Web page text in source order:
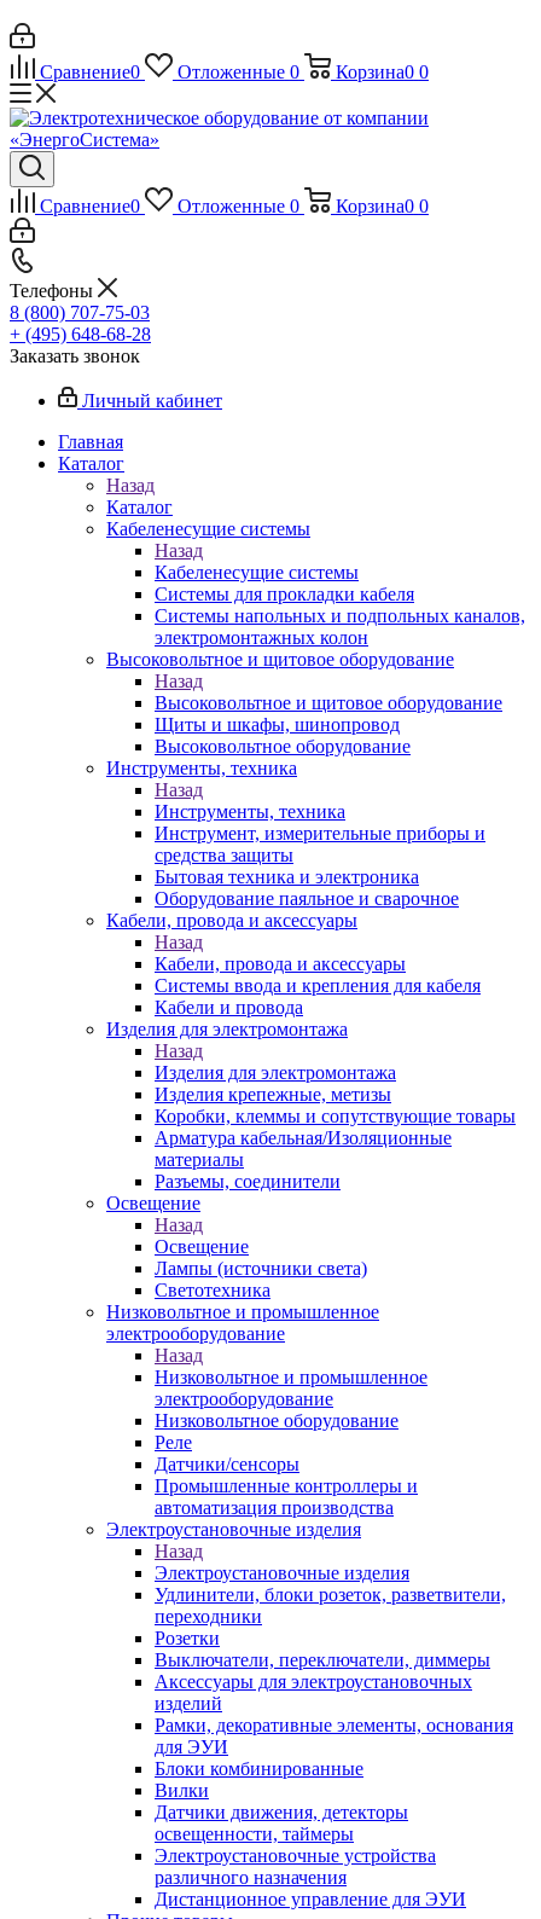
Сравнение0 Отложенные 0 Корзина0 0
Сравнение0 Отложенные 0 Корзина0 0
Телефоны
8 (800) 707-75-03
+ (495) 648-68-28
Заказать звонок
Личный кабинет
Главная
Каталог
Назад
Каталог
Кабеленесущие системы
Назад
Кабеленесущие системы
Системы для прокладки кабеля
Системы напольных и подпольных каналов,
электромонтажных колон
Высоковольтное и щитовое оборудование
Назад
Высоковольтное и щитовое оборудование
Щиты и шкафы, шинопровод
Высоковольтное оборудование
Инструменты, техника
Назад
Инструменты, техника
Инструмент, измерительные приборы и
средства защиты
Бытовая техника и электроника
Оборудование паяльное и сварочное
Кабели, провода и аксессуары
Назад
Кабели, провода и аксессуары
Системы ввода и крепления для кабеля
Кабели и провода
Изделия для электромонтажа
Назад
Изделия для электромонтажа
Изделия крепежные, метизы
Коробки, клеммы и сопутствующие товары
Арматура кабельная/Изоляционные
материалы
Разъемы, соединители
Освещение
Назад
Освещение
Лампы (источники света)
Светотехника
Низковольтное и промышленное
электрооборудование
Назад
Низковольтное и промышленное
электрооборудование
Низковольтное оборудование
Реле
Датчики/сенсоры
Промышленные контроллеры и
автоматизация производства
Электроустановочные изделия
Назад
Электроустановочные изделия
Удлинители, блоки розеток, разветвители,
переходники
Розетки
Выключатели, переключатели, диммеры
Аксессуары для электроустановочных
изделий
Рамки, декоративные элементы, основания
для ЭУИ
Блоки комбинированные
Вилки
Датчики движения, детекторы
освещенности, таймеры
Электроустановочные устройства
различного назначения
Дистанционное управление для ЭУИ